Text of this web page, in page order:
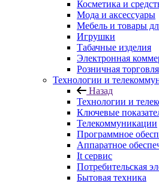
Косметика и
Мода и аксессуары
Мебель и товары
Игрушки
Табачные изделия
Электронная
Розничная торговля
Технологии и
Назад
Технологии и
Ключевые
Телекоммуникации
Программное
Аппаратное
It сервис
Потребительская
Бытовая техника